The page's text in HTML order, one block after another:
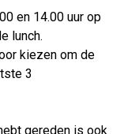
en 14.00 uur op
lunch.
kiezen om de
3
gereden is ook